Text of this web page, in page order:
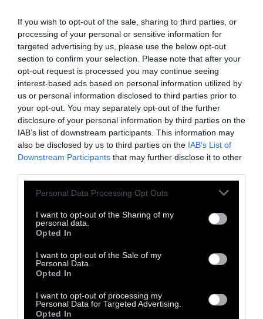
If you wish to opt-out of the sale, sharing to third parties, or
processing of your personal or sensitive information for
targeted advertising by us, please use the below opt-out
section to confirm your selection. Please note that after your
opt-out request is processed you may continue seeing
interest-based ads based on personal information utilized by
us or personal information disclosed to third parties prior to
your opt-out. You may separately opt-out of the further
disclosure of your personal information by third parties on the
IAB’s list of downstream participants. This information may
also be disclosed by us to third parties on the IAB’s List of
Downstream Participants that may further disclose it to other
Personal Data Processing Opt Outs
I want to opt-out of the Sharing of my
personal data.
Opted In
I want to opt-out of the Sale of my
Personal Data.
Opted In
I want to opt-out of processing my
Personal Data for Targeted Advertising.
Opted In
ΠΡΟΠΑΓΑΝΔΑ
Θα εκτοξευτεί η τιμή του
πετρελαίου;
προκαλέσει η κλιμάκωση της βίας στη Μέση
Ανατολή, με πολλούς αναλυτές να
προβλέπουν μεγάλη άνοδο των τιμών.